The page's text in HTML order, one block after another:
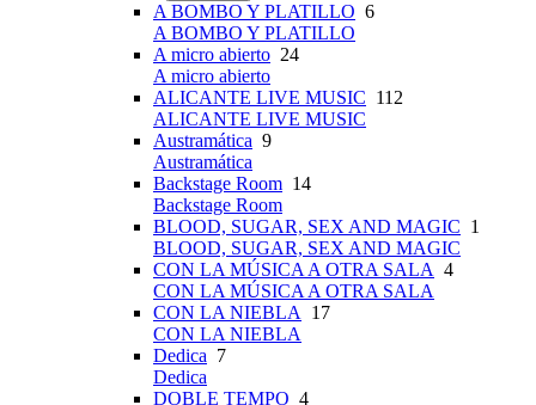
A BOMBO Y PLATILLO 6
A BOMBO Y PLATILLO
A micro abierto 24
A micro abierto
ALICANTE LIVE MUSIC 112
ALICANTE LIVE MUSIC
Austramática 9
Austramática
Backstage Room 14
Backstage Room
BLOOD, SUGAR, SEX AND MAGIC 1
BLOOD, SUGAR, SEX AND MAGIC
CON LA MÚSICA A OTRA SALA 4
CON LA MÚSICA A OTRA SALA
CON LA NIEBLA
17
CON LA NIEBLA
Dedica 7
Dedica
DOBLE TEMPO 4